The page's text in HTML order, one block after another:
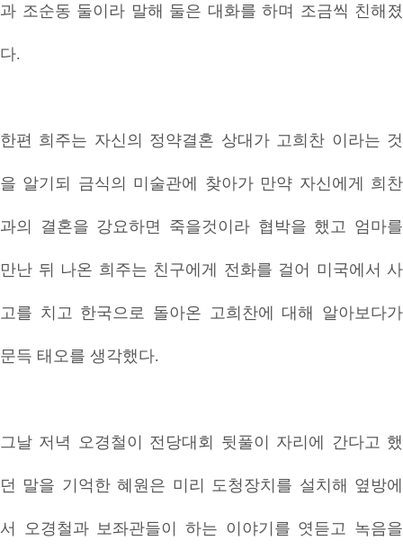
과 조순동 둘이라 말해 둘은 대화를 하며 조금씩 친해졌
다.
한편 희주는 자신의 정약결혼 상대가 고희찬 이라는 것
을 알기되 금식의 미술관에 찾아가 만약 자신에게 희찬
과의 결혼을 강요하면 죽을것이라 협박을 했고 엄마를
만난 뒤 나온 희주는 친구에게 전화를 걸어 미국에서 사
고를 치고 한국으로 돌아온 고희찬에 대해 알아보다가
문득 태오를 생각했다.
그날 저녁 오경철이 전당대회 뒷풀이 자리에 간다고 했
던 말을 기억한 혜원은 미리 도청장치를 설치해 옆방에
서 오경철과 보좌관들이 하는 이야기를 엿듣고 녹음을